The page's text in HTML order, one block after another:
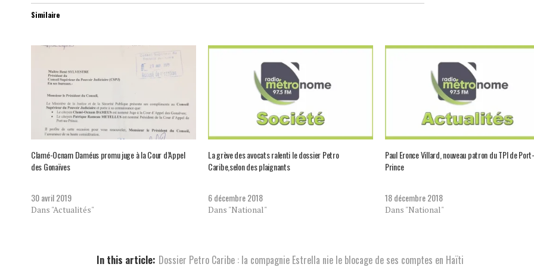
Similaire
Clamé-Ocnam Daméus promu juge à la Cour d’Appel
des Gonaïves
30 avril 2019
Dans "Actualités"
La grève des avocats ralenti le dossier Petro
Caribe,selon des plaignants
6 décembre 2018
Dans "National"
Paul Eronce Villard, nouveau patron du TPI de
Prince
18 décembre 2018
Dans "National"
In this article: Dossier Petro Caribe : la compagnie Estrella nie le blocage de ses comptes en Haïti